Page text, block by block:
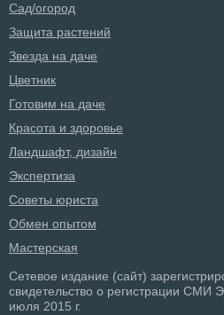
Сад/огород
Защита растений
Звезда на даче
Цветник
Готовим на даче
Красота и здоровье
Ландшафт, дизайн
Экспертиза
Советы юриста
Обмен опытом
Мастерская
Сетевое издание (сайт)
свидетельство о регистрации
июля 2015 г.